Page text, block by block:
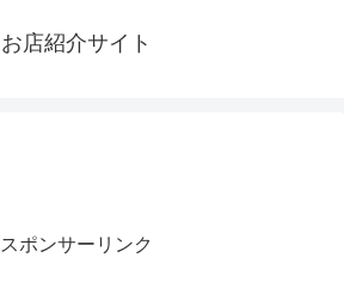
お店紹介サイト
スポンサーリンク